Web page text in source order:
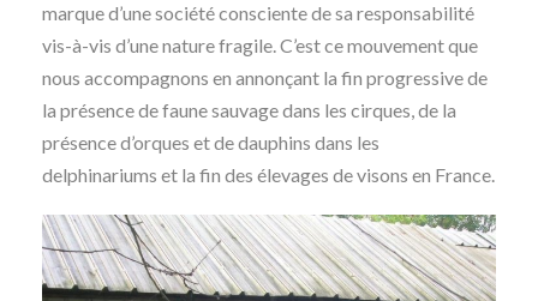
marque d’une société consciente de sa responsabilité
vis-à-vis d’une nature fragile. C’est ce mouvement que
nous accompagnons en annonçant la fin progressive de
la présence de faune sauvage dans les cirques, de la
présence d’orques et de dauphins dans les
delphinariums et la fin des élevages de visons en France.